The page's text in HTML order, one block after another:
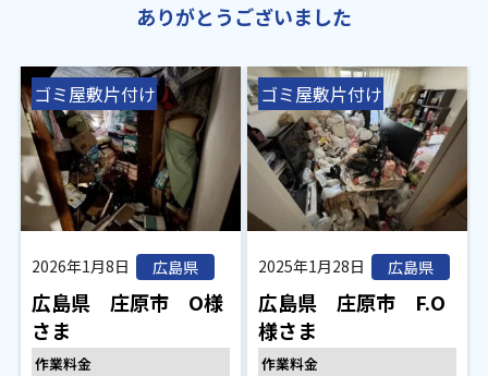
ありがとうございました
ゴミ屋敷片付け
2026年1月8日 広島県
広島県 庄原市 O様
さま
作業料金
ゴミ屋敷片付け
2025年1月28日 広島県
広島県 庄原市 F.O
様さま
作業料金